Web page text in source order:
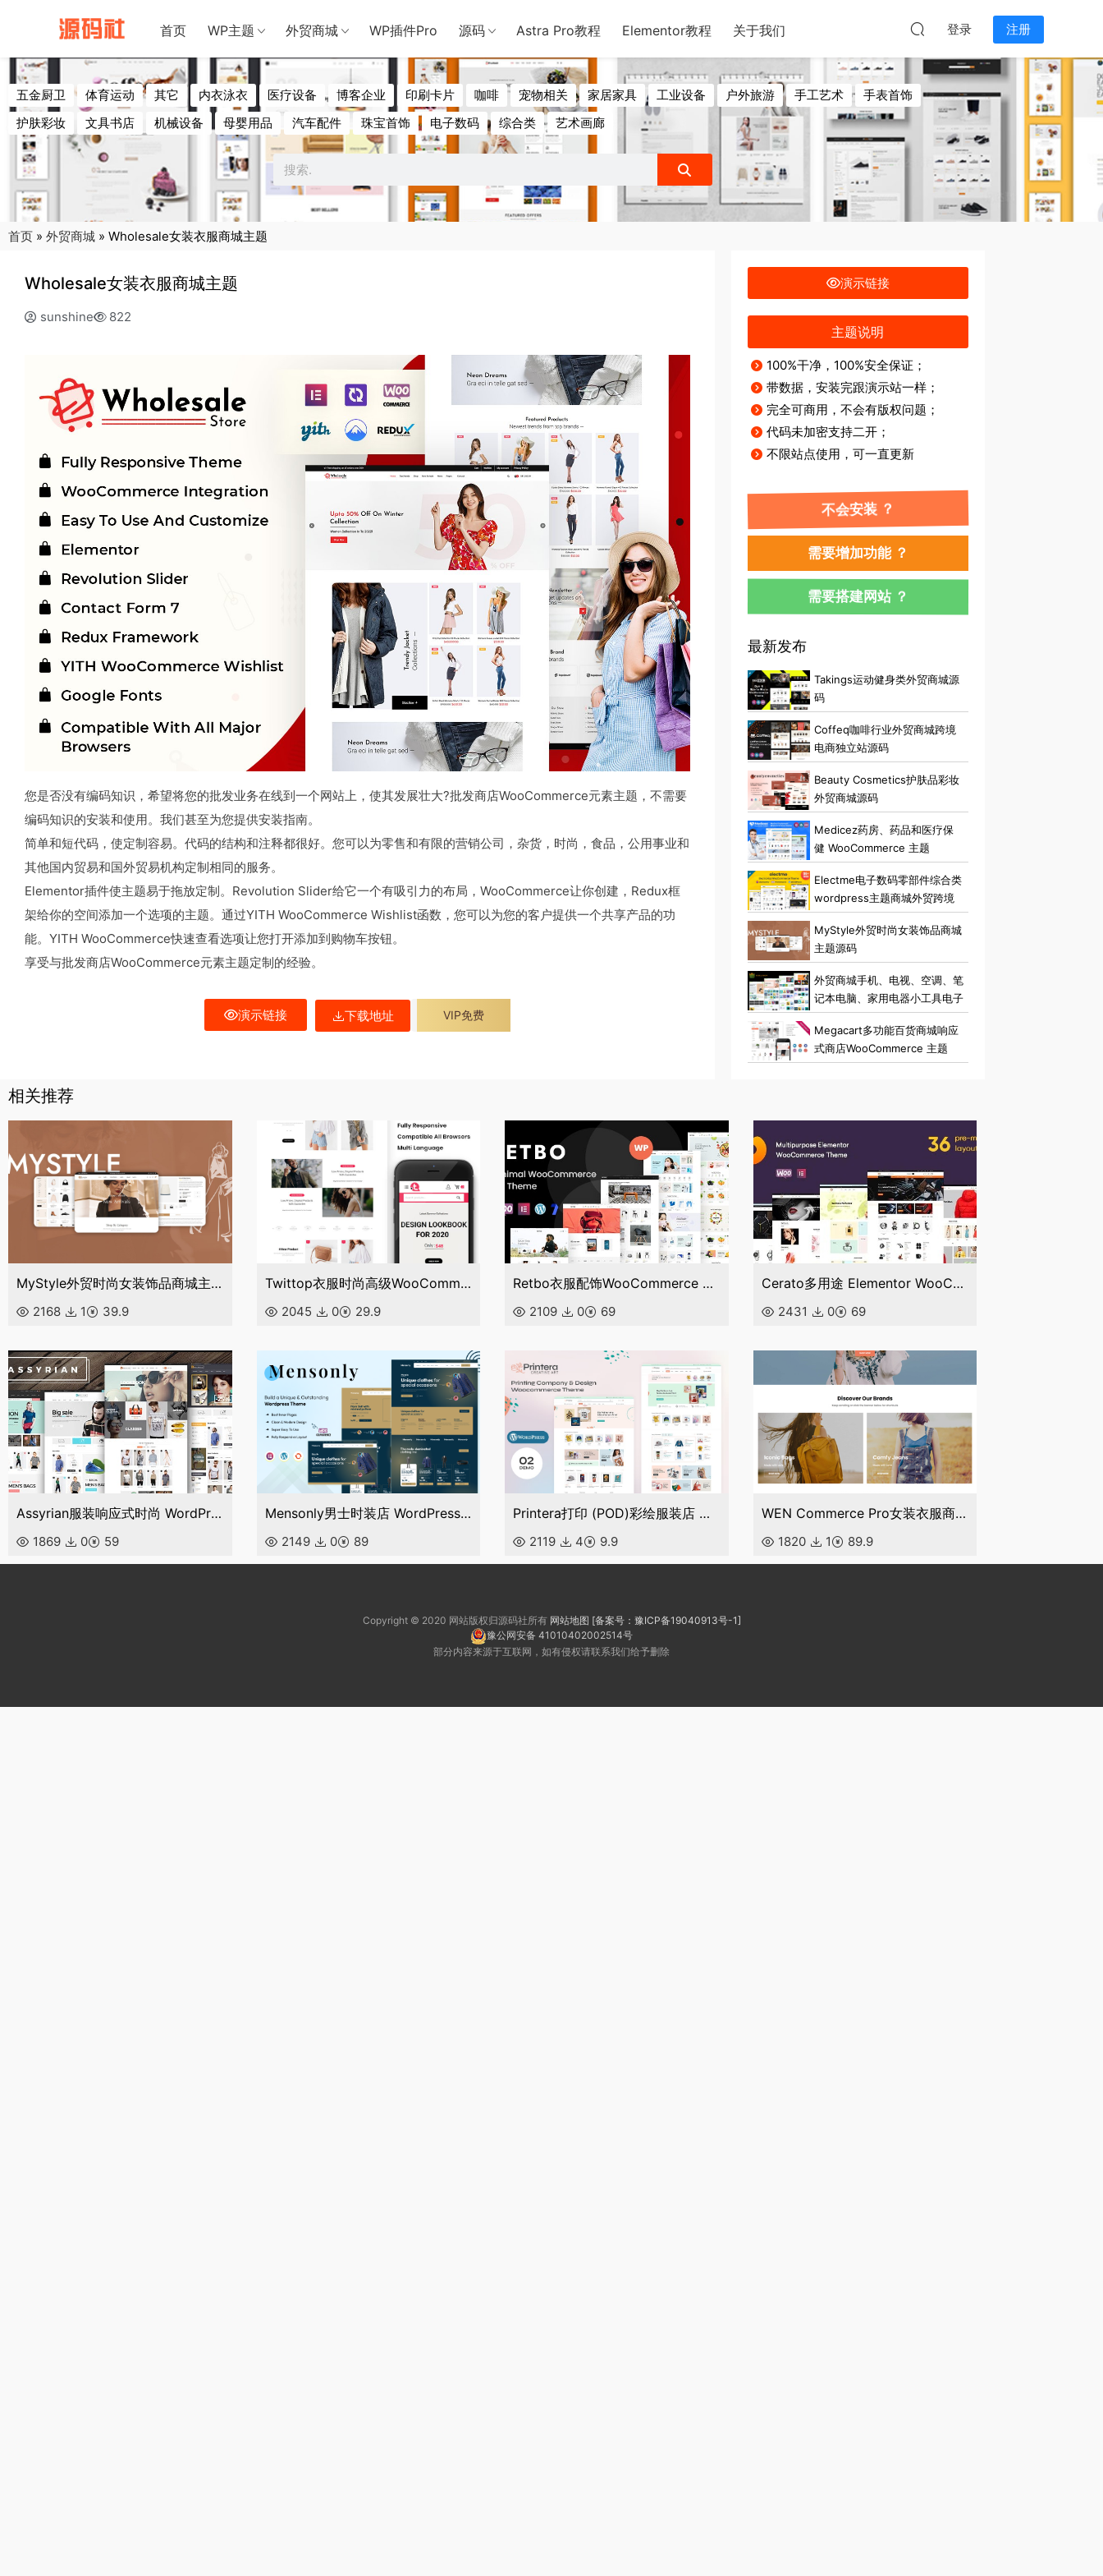
首页 WP主题 外贸商城 WP插件Pro 源码 Astra Pro教程 Elementor教程 关于我们 登录 注册
五金厨卫 体育运动 其它 内衣泳衣 医疗设备 博客企业 印刷卡片 咖啡 宠物相关 家居家具 工业设备 户外旅游 手工艺术
手表首饰
护肤彩妆
文具书店 机械设备 母婴用品 汽车配件 珠宝首饰 电子数码 综合类 艺术画廊 衣服包包 酒水零食 门窗装修 鞋子 食品
首页 » 外贸商城 » Wholesale女装衣服商城主题
Wholesale女装衣服商城主题
sunshine 822
您是否没有编码知识，希望将您的批发业务在线到一个网站上，使其发展壮大?批发商店WooCommerce元素主题，不需要
编码知识的安装和使用。我们甚至为您提供安装指南。
简单和短代码，使定制容易。代码的结构和注释都很好。您可以为零售和有限的营销公司，杂货，时尚，食品，公用事业和
其他国内贸易和国外贸易机构定制相同的服务。
Elementor插件使主题易于拖放定制。Revolution Slider给它一个有吸引力的布局，WooCommerce让你创建，Redux框
架给你的空间添加一个选项的主题。通过YITH WooCommerce Wishlist函数，您可以为您的客户提供一个共享产品的功
能。YITH WooCommerce快速查看选项让您打开添加到购物车按钮。
享受与批发商店WooCommerce元素主题定制的经验。
演示链接 下载地址 VIP免费
演示链接
主题说明
100%干净，100%安全保证；
带数据，安装完跟演示站一样；
完全可商用，不会有版权问题；
代码未加密支持二开；
不限站点使用，可一直更新
不会安装 ？
需要增加功能 ？
需要搭建网站 ？
最新发布
Takings运动健身类外贸商城源
码
Coffeq咖啡行业外贸商城跨境
电商独立站源码
Beauty Cosmetics护肤品彩妆
外贸商城源码
Medicez药房、药品和医疗保
健 WooCommerce 主题
Electme电子数码零部件综合类
wordpress主题商城外贸跨境
电商源码
MyStyle外贸时尚女装饰品商城
主题源码
外贸商城手机、电视、空调、笔
记本电脑、家用电器小工具电子
商店 Elementor
WooCommerce 主题
Megacart多功能百货商城响应
式商店WooCommerce 主题
相关推荐
MyStyle外贸时尚女装饰品商城主题源码
2168 1 39.9
Twittop衣服时尚高级WooCommerce主题
2045 0 29.9
Retbo衣服配饰WooCommerce WordPress 主题
2109 0 69
Cerato多用途 Elementor WooCommerce 主题
2431 0 69
Assyrian服装响应式时尚 WordPress 主题
1869 0 59
Mensonly男士时装店 WordPress 主题 WooCommerce 主题
2149 0 89
Printera打印 (POD)彩绘服装店 WooCommerce 主题
2119 4 9.9
WEN Commerce Pro女装衣服商城主题
1820 1 89.9
Copyright © 2020 网站版权归源码社所有 网站地图 [备案号：豫ICP备19040913号-1]
豫公网安备 41010402002514号
部分内容来源于互联网，如有侵权请联系我们给予删除